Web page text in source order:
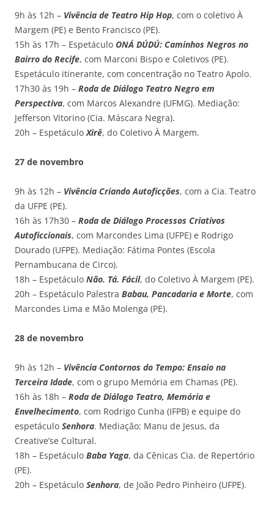
9h às 12h – Vivência de Teatro Hip Hop, com o coletivo À
Margem (PE) e Bento Francisco (PE).
15h às 17h – Espetáculo ONÁ DÚDÚ: Caminhos Negros no
Bairro do Recife, com Marconi Bispo e Coletivos (PE).
Espetáculo itinerante, com concentração no Teatro Apolo.
17h30 às 19h – Roda de Diálogo Teatro Negro em
Perspectiva, com Marcos Alexandre (UFMG). Mediação:
Jefferson Vitorino (Cia. Máscara Negra).
20h – EspetáculoXirê, do Coletivo À Margem.
27 de novembro
9h às 12h – Vivência Criando Autoficções, com a Cia. Teatro
da UFPE (PE).
16h às 17h30 – Roda de Diálogo Processos Criativos
Autoficcionais, com Marcondes Lima (UFPE) e Rodrigo
Dourado (UFPE). Mediação: Fátima Pontes (Escola
Pernambucana de Circo).
18h – Espetáculo Não. Tá. Fácil, do Coletivo À Margem (PE).
20h – Espetáculo Palestra Babau, Pancadaria e Morte, com
Marcondes Lima e Mão Molenga (PE).
28 de novembro
9h às 12h – Vivência Contornos do Tempo: Ensaio na
Terceira Idade, com o grupo Memória em Chamas (PE).
16h às 18h – Roda de Diálogo Teatro, Memória e
Envelhecimento, com Rodrigo Cunha (IFPB) e equipe do
espetáculo Senhora. Mediação: Manu de Jesus, da
Creative’se Cultural.
18h – Espetáculo Baba Yaga, da Cênicas Cia. de Repertório
(PE).
20h – Espetáculo Senhora, de João Pedro Pinheiro (UFPE).